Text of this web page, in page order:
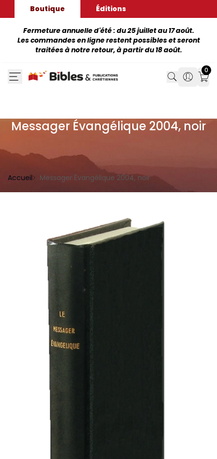
Boutique Éditions
Fermeture annuelle d'été : du 25 juillet au 17 août.
Les commandes en ligne restent possibles et seront
traitées à notre retour, à partir du 18 août.
Search
Search
0
Messager Évangélique 2004, noir
Accueil Messager Évangélique 2004, noir